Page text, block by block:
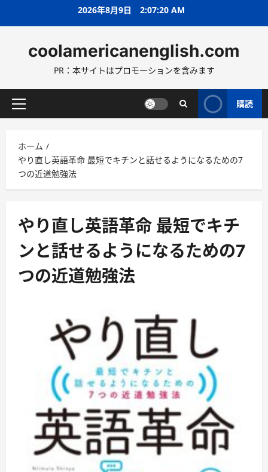
ス
ッ
2026年8月9日 2:07:22 AM
coolamericanenglish.com
PR：本サイトはプロモーションを含みます
メ
メ
ニ
ュ
ー
購読
ホーム
やり直し英語革命 最短でキチンと話せるようになるための7
つの近道勉強法
やり直し英語革命 最短でキチ
ンと話せるようになるための7
つの近道勉強法